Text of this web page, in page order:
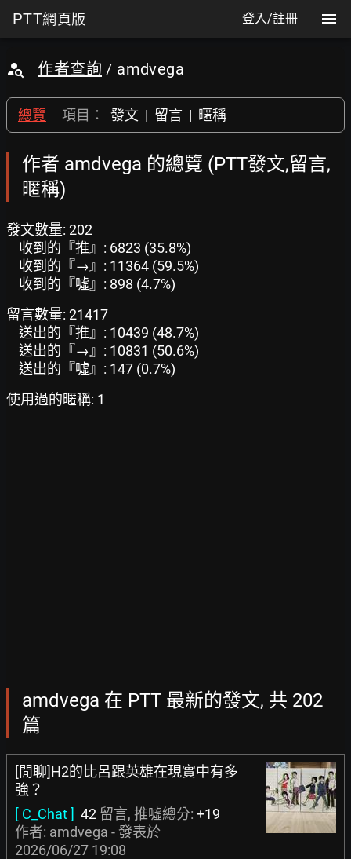
PTT網頁版 登入/註冊
作者查詢 / amdvega
總覽 項目： 發文 | 留言 | 暱稱
作者 amdvega 的總覽 (PTT發文,留言,
暱稱)
發文數量: 202
收到的『推』: 6823 (35.8%)
收到的『→』: 11364 (59.5%)
收到的『噓』: 898 (4.7%)
留言數量: 21417
送出的『推』: 10439 (48.7%)
送出的『→』: 10831 (50.6%)
送出的『噓』: 147 (0.7%)
使用過的暱稱: 1
amdvega 在 PTT 最新的發文, 共 202
篇
[閒聊]H2的比呂跟英雄在現實中有多
強？
[ C_Chat ] 42 留言, 推噓總分: +19
作者: amdvega - 發表於
2026/06/27 19:08